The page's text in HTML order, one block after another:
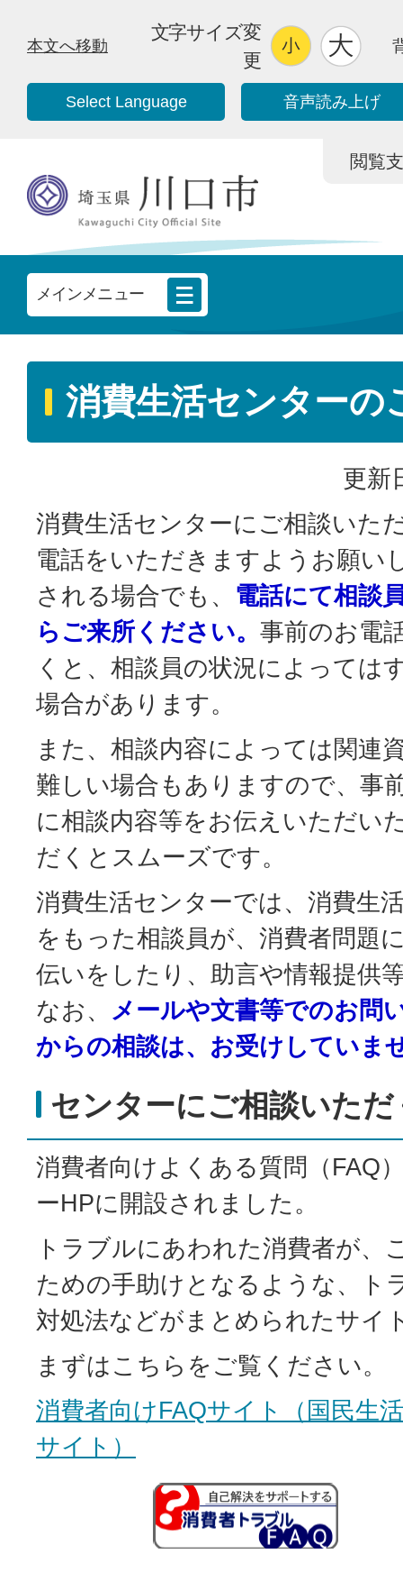
本文へ移動
文字サイズ変
更
Select Language 音声読み上げ
閲覧
メインメニュー
消費生活センターの
更新
消費生活センターにご相談いた
電話をいただきますようお願い
される場合でも、 電話にて相談
らご来所ください。 事前のお電
くと、相談員の状況によっては
場合があります。
また、相談内容によっては関連
難しい場合もありますので、事
に相談内容等をお伝えいただい
だくとスムーズです。
消費生活センターでは、消費生
をもった相談員が、消費者問題
伝いをしたり、助言や情報提供
なお、 メールや文書等でのお問
からの相談は、お受けしていま
センターにご相談いただ
消費者向けよくある質問（FAQ
ーHPに開設されました。
トラブルにあわれた消費者が、
ための手助けとなるような、ト
対処法などがまとめられたサイ
まずはこちらをご覧ください。
消費者向けFAQサイト（国民生
サイト）